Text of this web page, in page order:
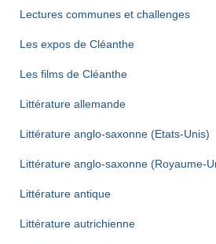
Lectures communes et challenges
Les expos de Cléanthe
Les films de Cléanthe
Littérature allemande
Littérature anglo-saxonne (Etats-Unis)
Littérature anglo-saxonne (Royaume-
Littérature antique
Littérature autrichienne